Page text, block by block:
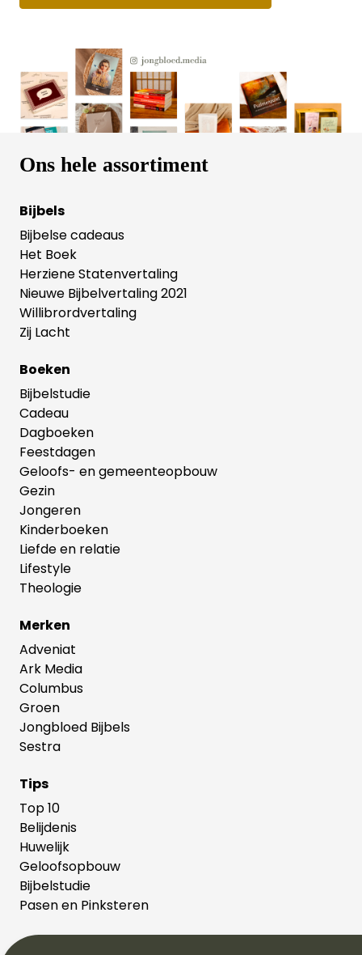
9789088972119)
Ons hele assortiment
Bijbels
Bijbelse cadeaus
Het Boek
Herziene Statenvertaling
Nieuwe Bijbelvertaling 2021
Willibrordvertaling
Zij Lacht
Boeken
Bijbelstudie
Cadeau
Dagboeken
Feestdagen
Geloofs- en gemeenteopbouw
Gezin
Jongeren
Kinderboeken
Liefde en relatie
Lifestyle
Theologie
Merken
Adveniat
Ark Media
Columbus
Groen
Jongbloed Bijbels
Sestra
Tips
Top 10
Belijdenis
Huwelijk
Geloofsopbouw
Bijbelstudie
Pasen en Pinksteren